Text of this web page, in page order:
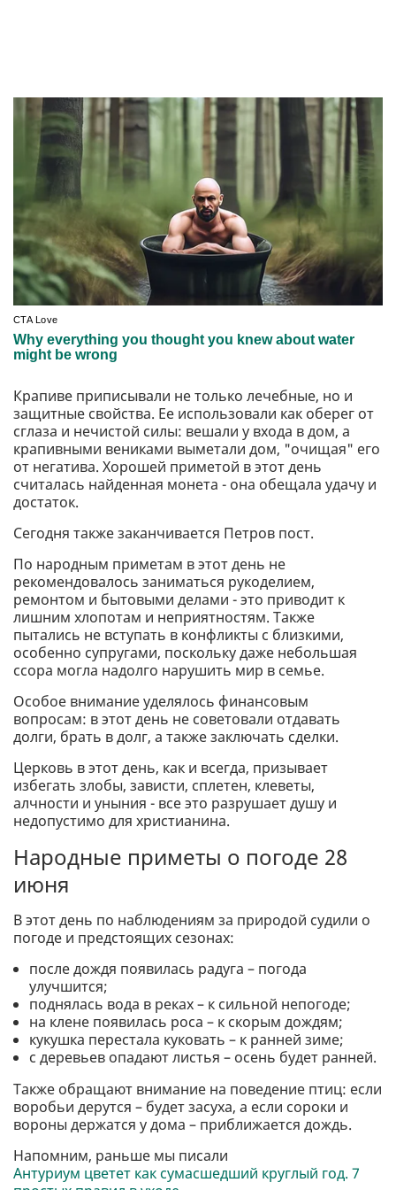
Крапиве приписывали не только лечебные, но и
защитные свойства. Ее использовали как оберег от
сглаза и нечистой силы: вешали у входа в дом, а
крапивными вениками выметали дом, "очищая" его
от негатива. Хорошей приметой в этот день
считалась найденная монета - она ​​обещала удачу и
достаток.
Сегодня также заканчивается Петров пост.
По народным приметам в этот день не
рекомендовалось заниматься рукоделием,
ремонтом и бытовыми делами - это приводит к
лишним хлопотам и неприятностям. Также
пытались не вступать в конфликты с близкими,
особенно супругами, поскольку даже небольшая
ссора могла надолго нарушить мир в семье.
Особое внимание уделялось финансовым
вопросам: в этот день не советовали отдавать
долги, брать в долг, а также заключать сделки.
Церковь в этот день, как и всегда, призывает
избегать злобы, зависти, сплетен, клеветы,
алчности и уныния - все это разрушает душу и
недопустимо для христианина.
Народные приметы о погоде 28
июня
В этот день по наблюдениям за природой судили о
погоде и предстоящих сезонах:
после дождя появилась радуга – погода
улучшится;
поднялась вода в реках – к сильной непогоде;
на клене появилась роса – к скорым дождям;
кукушка перестала куковать – к ранней зиме;
с деревьев опадают листья – осень будет ранней.
Также обращают внимание на поведение птиц: если
воробьи дерутся – будет засуха, а если сороки и
вороны держатся у дома – приближается дождь.
Напомним, раньше мы писали
Антуриум цветет как сумасшедший круглый год. 7